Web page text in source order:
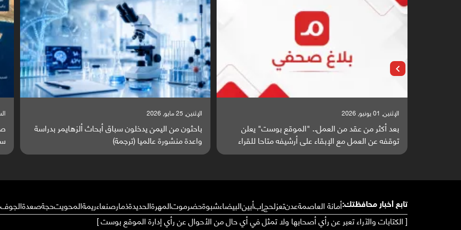
الإثنين, 25 مايو, 2026
باحثون من اليمن يدخلون سباق أبحاث ألزهايمر بدراسة
واعدة منشورة عالميا (ترجمة)
السبت, 23 مايو, 2026
صراع دولي يتصاعد قرب اليمن والبحر الأحمر يتحول إلى
ساحة مواجهة عالمية (ترجمة)
تابع أخبار محافظتك:أمانة العاصمةعدنتعزلحجإبأبينالبيضاءشبوةحضرموتالمهرةالحديدةذمارصنعاءريمةالمحويتحجةصعدةالجوف
[ الكتابات والآراء تعبر عن رأي أصحابها ولا تمثل في أي حال من الأحوال عن رأي إدارة الموقع بوست ]